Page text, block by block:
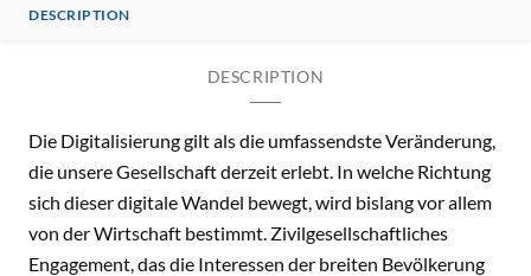
DESCRIPTION
DESCRIPTION
Die Digitalisierung gilt als die umfassendste Veränderung,
die unsere Gesellschaft derzeit erlebt. In welche Richtung
sich dieser digitale Wandel bewegt, wird bislang vor allem
von der Wirtschaft bestimmt. Zivilgesellschaftliches
Engagement, das die Interessen der breiten Bevölkerung